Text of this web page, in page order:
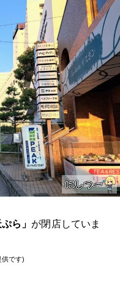
ら」 が閉店していま
供です)